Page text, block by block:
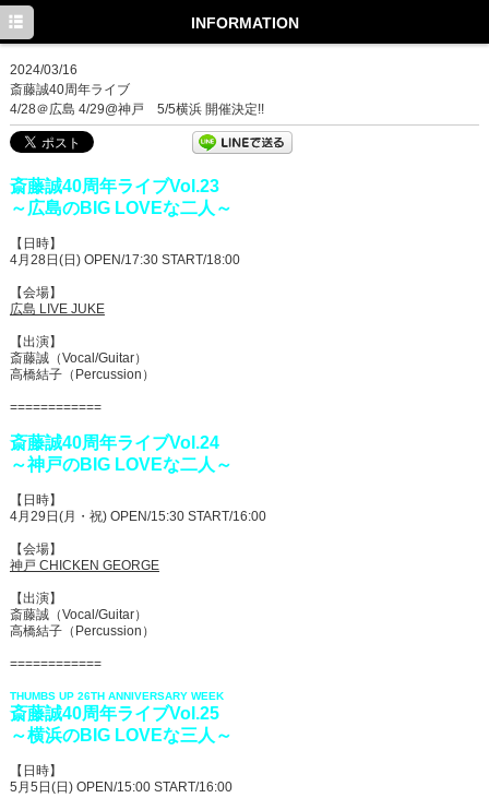
INFORMATION
2024/03/16
斎藤誠40周年ライブ
4/28＠広島 4/29@神戸 5/5横浜 開催決定!!
斎藤誠40周年ライブVol.23
～広島のBIG LOVEな二人～
【日時】
4月28日(日) OPEN/17:30 START/18:00
【会場】
広島 LIVE JUKE
【出演】
斎藤誠（Vocal/Guitar）
高橋結子（Percussion）
============
斎藤誠40周年ライブVol.24
～神戸のBIG LOVEな二人～
【日時】
4月29日(月・祝) OPEN/15:30 START/16:00
【会場】
神戸 CHICKEN GEORGE
【出演】
斎藤誠（Vocal/Guitar）
高橋結子（Percussion）
============
THUMBS UP 26TH ANNIVERSARY WEEK
斎藤誠40周年ライブVol.25
～横浜のBIG LOVEな三人～
【日時】
5月5日(日) OPEN/15:00 START/16:00
INFORMATION
MEDIA
LIVE
PROFILE
Twitter